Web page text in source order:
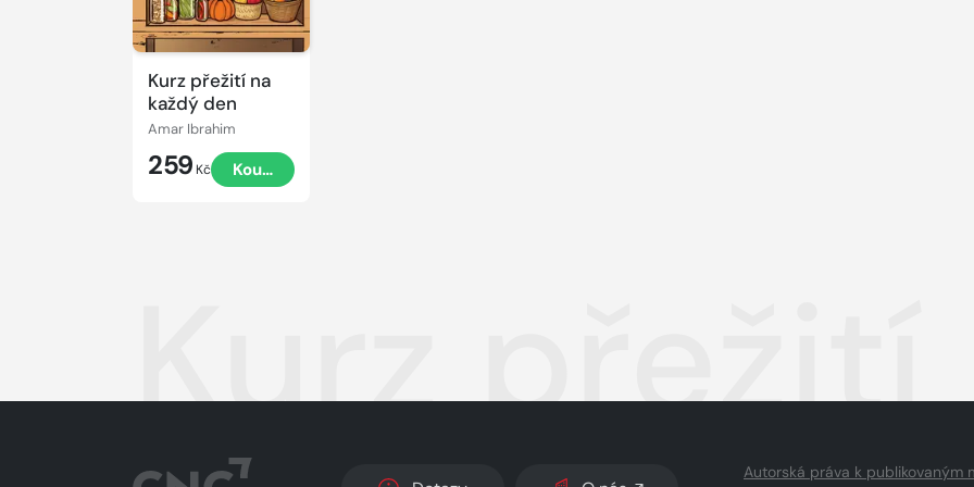
Kurz přežití na
každý den
Amar Ibrahim
259 Kč Koupit
Kurz přežití
Autorská práva k publikovaným